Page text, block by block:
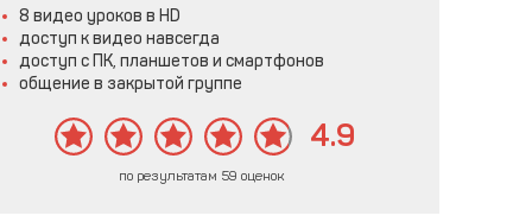
8 видео уроков в HD
доступ к видео навсегда
доступ с ПК, планшетов и смартфонов
общение в закрытой группе
4.9
по результатам 59 оценок